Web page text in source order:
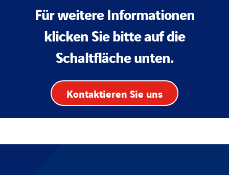
Für weitere Informationen
klicken Sie bitte auf die
Schaltfläche unten.
Kontaktieren Sie uns